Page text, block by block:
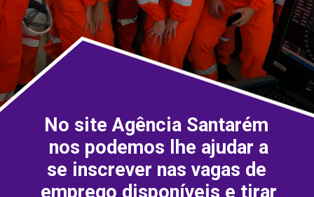
No site Agência Santarém
nos podemos lhe ajudar a
se inscrever nas vagas de
emprego disponíveis e tirar